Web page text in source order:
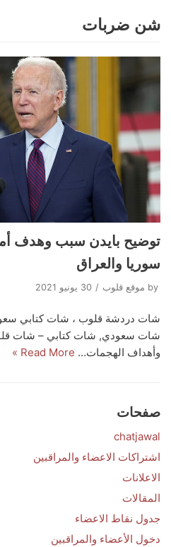
Skip
to
content
شن ضربات
توضيح بايدن سبب وهدف
سوريا والعراق
by موقع قلوب 30 يونيو 2021
شات دردشة قلوب ، شات كتابي
شات سعودي, شات كتابي – شات
وأهداف الهجمات… Read More »
صفحات
chatjawal
اشتراكات الاعضاء والمراقبين
الاعلانات
المقالات
جدول نقاط الاعضاء
دخول الأعضاء والمراقبين